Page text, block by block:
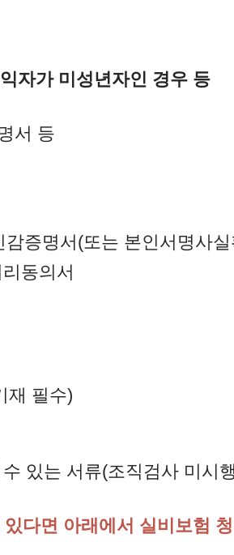
자가 미성년자인 경우 등
서 등
증명서(또는 본인서명사
동의서
재 필수)
있는 서류(조직검사 미시
다면 아래에서 실비보험